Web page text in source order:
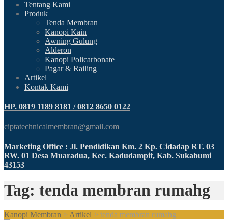
Tentang Kami
Produk
Tenda Membran
Kanopi Kain
Awning Gulung
Alderon
Kanopi Policarbonate
Pagar & Railing
Artikel
Kontak Kami
HP. 0819 1189 8181 / 0812 8650 0122
ciptatechnicalmembran@gmail.com
Marketing Office : Jl. Pendidikan Km. 2 Kp. Cidadap RT. 03
RW. 01 Desa Muaradua, Kec. Kadudampit, Kab. Sukabumi
43153
Tag: tenda membran rumahg
Kanopi Membran > Artikel > tenda membran rumahg